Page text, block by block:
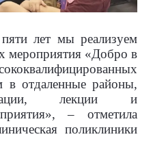
лет мы реализуем
мероприятия «Добро в
в отдаленные районы,
лекции и
– отметила
поликлиники